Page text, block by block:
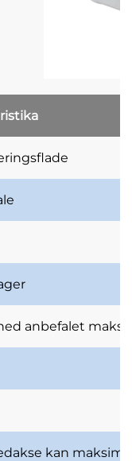
anbefalet
kan